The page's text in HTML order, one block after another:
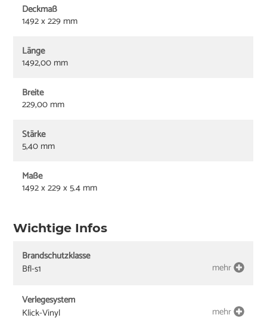
Deckmaß
1492 x 229 mm
Länge
1492,00 mm
Breite
229,00 mm
Stärke
5,40 mm
Maße
1492 x 229 x 5.4 mm
Wichtige Infos
Brandschutzklasse
Bfl-s1
mehr
Verlegesystem
Klick-Vinyl
mehr